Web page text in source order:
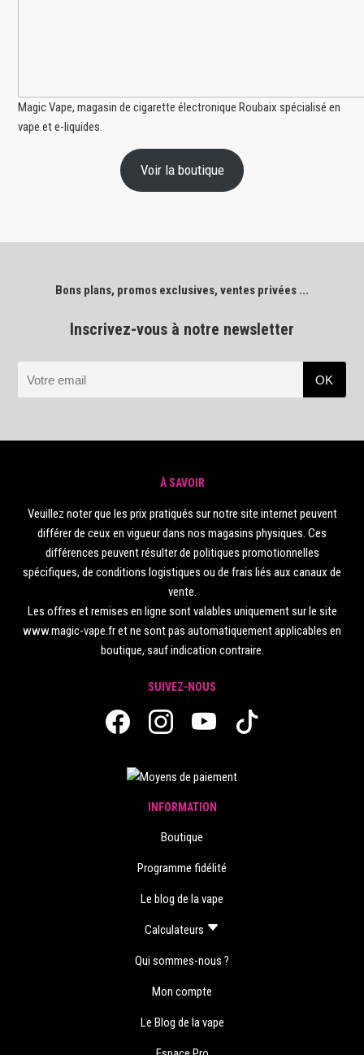
Magic Vape, magasin de cigarette électronique Roubaix spécialisé en
vape et e-liquides.
Voir la boutique
Bons plans, promos exclusives, ventes privées ...
Inscrivez-vous à notre newsletter
À SAVOIR
Veuillez noter que les prix pratiqués sur notre site internet peuvent
différer de ceux en vigueur dans nos magasins physiques. Ces
différences peuvent résulter de politiques promotionnelles
spécifiques, de conditions logistiques ou de frais liés aux canaux de
vente.
Les offres et remises en ligne sont valables uniquement sur le site
www.magic-vape.fr et ne sont pas automatiquement applicables en
boutique, sauf indication contraire.
SUIVEZ-NOUS
INFORMATION
Boutique
Programme fidélité
Le blog de la vape
Calculateurs
Qui sommes-nous ?
Mon compte
Le Blog de la vape